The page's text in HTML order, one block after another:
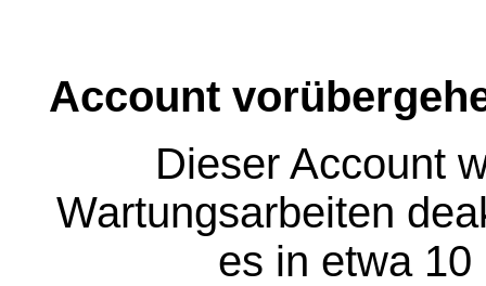
Account
Dieser Account
Wartungsarbeiten
es in etwa